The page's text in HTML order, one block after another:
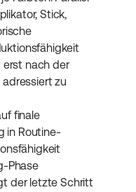
Stick,
nach der
zu
finale
in Routine-
Phase
der letzte Schritt